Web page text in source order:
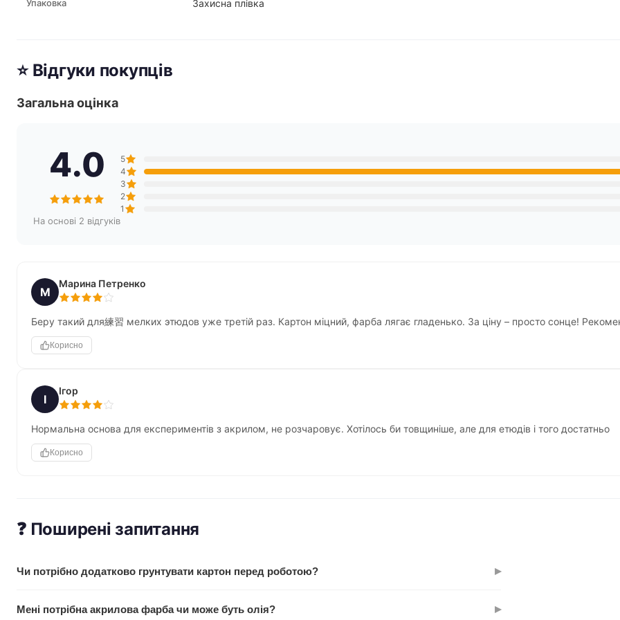
Упаковка Захисна плівка
⭐ Відгуки покупців
Загальна оцінка
4.0
На основі 2 відгуків
5
4
3
2
1
М
Марина Петренко
Беру такий для練習 мелких этюдов уже третій раз. Картон міцний, фарба лягає гладенько. За ціну – просто сонце!
Корисно
І
Ігор
Нормальна основа для експериментів з акрилом, не розчаровує. Хотілось би товщиніше, але для етюдів і того достатньо
Корисно
❓ Поширені запитання
Чи потрібно додатково грунтувати картон перед роботою? ▸
шару товщим, одна-дві додаткові шари не зашкодять, але обов'язково – ні.
Мені потрібна акрилова фарба чи може буть олія? ▸